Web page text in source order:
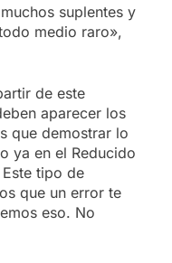
suplentes y
medio raro»,
de este
aparecer los
que demostrar lo
ya en el Reducido
tipo de
que un error te
eso. No